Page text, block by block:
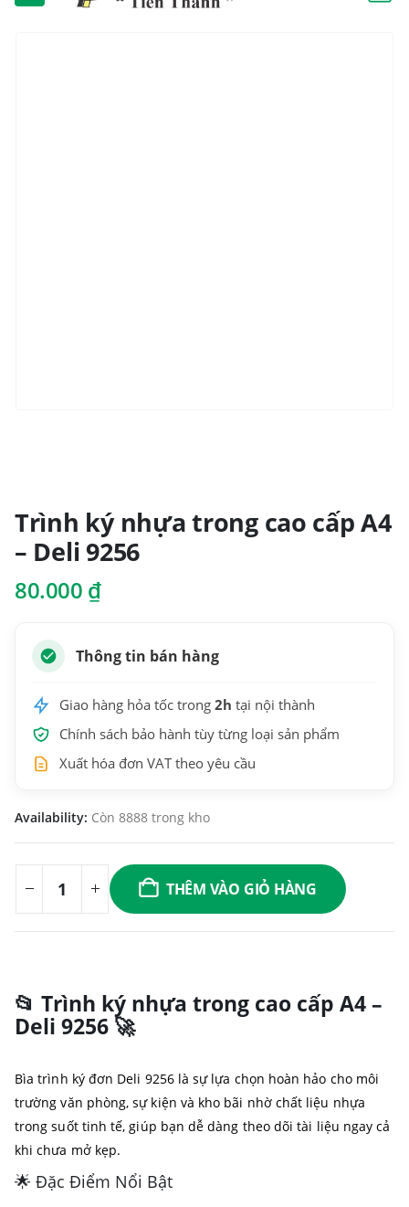
Trình ký nhựa trong cao cấp A4
– Deli 9256
80.000 ₫
Thông tin bán hàng
Giao hàng hỏa tốc trong 2h tại nội thành
Chính sách bảo hành tùy từng loại sản phẩm
Xuất hóa đơn VAT theo yêu cầu
Availability: Còn 8888 trong kho
THÊM VÀO GIỎ HÀNG
📂 Trình ký nhựa trong cao cấp A4 –
Deli 9256 🚀
Bìa trình ký đơn Deli 9256 là sự lựa chọn hoàn hảo cho môi
trường văn phòng, sự kiện và kho bãi nhờ chất liệu nhựa
trong suốt tinh tế, giúp bạn dễ dàng theo dõi tài liệu ngay cả
khi chưa mở kẹp.
🌟 Đặc Điểm Nổi Bật